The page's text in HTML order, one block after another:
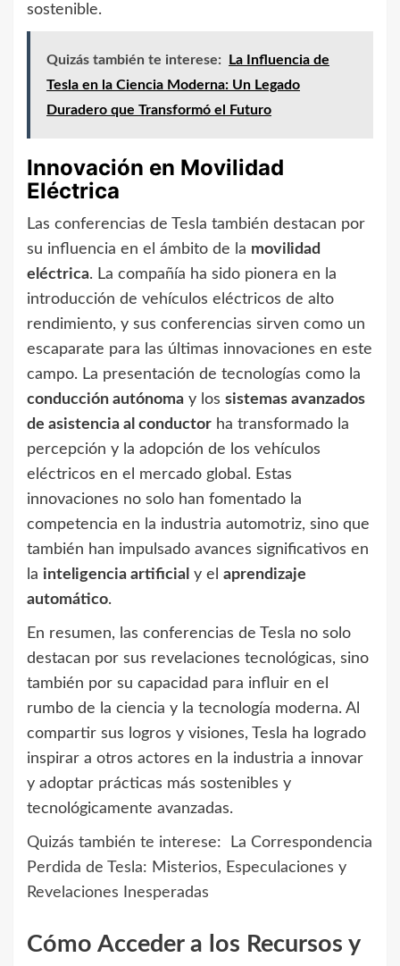
sostenible.
Quizás también te interese:
La Influencia de
Tesla en la Ciencia Moderna: Un Legado
Duradero que Transformó el Futuro
Innovación en Movilidad
Eléctrica
Las conferencias de Tesla también destacan por
su influencia en el ámbito de la movilidad
eléctrica. La compañía ha sido pionera en la
introducción de vehículos eléctricos de alto
rendimiento, y sus conferencias sirven como un
escaparate para las últimas innovaciones en este
campo. La presentación de tecnologías como la
conducción autónoma y los sistemas avanzados
de asistencia al conductor ha transformado la
percepción y la adopción de los vehículos
eléctricos en el mercado global. Estas
innovaciones no solo han fomentado la
competencia en la industria automotriz, sino que
también han impulsado avances significativos en
la inteligencia artificial y el aprendizaje
automático.
En resumen, las conferencias de Tesla no solo
destacan por sus revelaciones tecnológicas, sino
también por su capacidad para influir en el
rumbo de la ciencia y la tecnología moderna. Al
compartir sus logros y visiones, Tesla ha logrado
inspirar a otros actores en la industria a innovar
y adoptar prácticas más sostenibles y
tecnológicamente avanzadas.
Quizás también te interese:
La Correspondencia
Perdida de Tesla: Misterios, Especulaciones y
Revelaciones Inesperadas
Cómo Acceder a los Recursos y